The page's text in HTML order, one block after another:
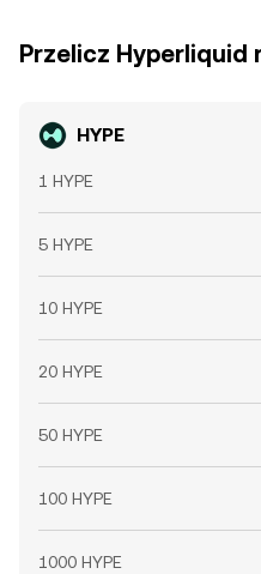
Przelicz Hyperliquid
HYPE
1 HYPE
5 HYPE
10 HYPE
20 HYPE
50 HYPE
100 HYPE
1000 HYPE